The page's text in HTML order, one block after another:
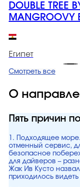
DOUBLE TREE
MANGROOVY
Египет
Смотреть все
О
Пять причин
1. Подходящее
отменный сервис,
безопасное
для дайверов –
Жак Ив Кусто
приходилось видеть